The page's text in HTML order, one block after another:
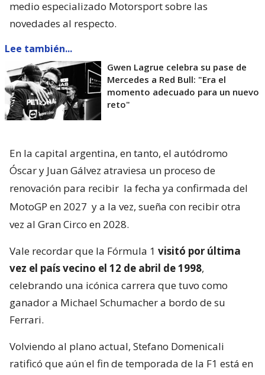
medio especializado Motorsport sobre las
novedades al respecto.
Lee también...
Gwen Lagrue celebra su pase de
Mercedes a Red Bull: "Era el
momento adecuado para un nuevo
reto"
En la capital argentina, en tanto, el autódromo
Óscar y Juan Gálvez atraviesa un proceso de
renovación para recibir la fecha ya confirmada del
MotoGP en 2027 y a la vez, sueña con recibir otra
vez al Gran Circo en 2028.
Vale recordar que la Fórmula 1 visitó por última
vez el país vecino el 12 de abril de 1998,
celebrando una icónica carrera que tuvo como
ganador a Michael Schumacher a bordo de su
Ferrari.
Volviendo al plano actual, Stefano Domenicali
ratificó que aún el fin de temporada de la F1 está en